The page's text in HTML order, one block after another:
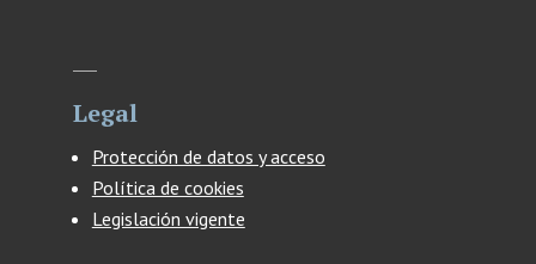
Legal
Protección de datos y acceso
Política de cookies
Legislación vigente